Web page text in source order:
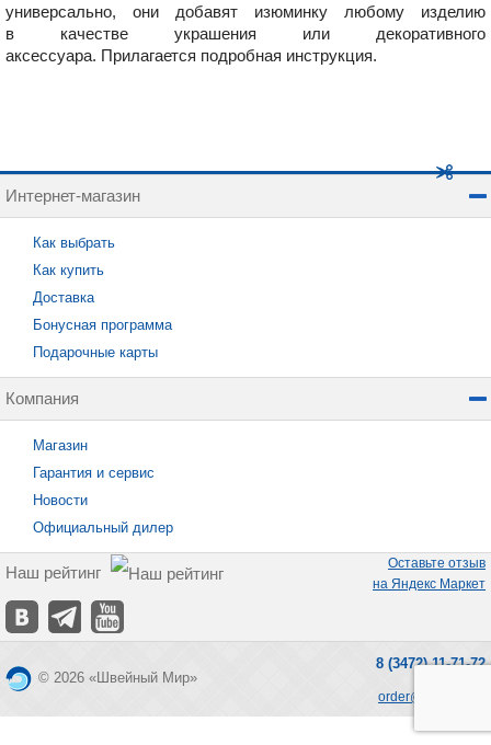
универсально, они добавят изюминку любому изделию
в качестве украшения или декоративного
аксессуара. Прилагается подробная инструкция.
Интернет-магазин
Как выбрать
Как купить
Доставка
Бонусная программа
Подарочные карты
Компания
Магазин
Гарантия и сервис
Новости
Официальный дилер
Наш рейтинг
Оставьте отзыв
на Яндекс Маркет
© 2026 «Швейный Мир»
8 (3472) 11-71-72
order@seworld.ru